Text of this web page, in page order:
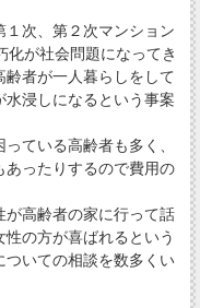
次、第２次マンション
化が社会問題になってき
者が一人暮らしをして
浸しになるという事案
ている高齢者も多く、
あったりするので費用の
高齢者の家に行って話
の方が喜ばれるという
ついての相談を数多くい